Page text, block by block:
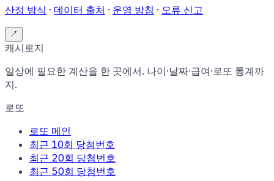
산정 방식 · 데이터 출처 · 운영 방침 · 오류 신고
↗
캐시로지
일상에 필요한 계산을 한 곳에서. 나이·날짜·급여·로또 통계까
지.
로또
로또 메인
최근 10회 당첨번호
최근 20회 당첨번호
최근 50회 당첨번호